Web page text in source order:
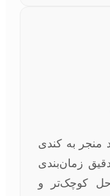
منجر به کندی
زمان‌بندی
کوچک‌تر و